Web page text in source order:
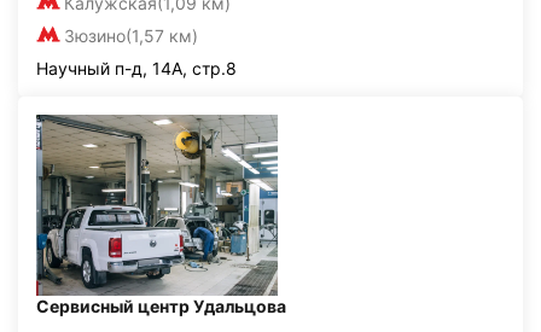
Зюзино(1,57 км)
Научный п-д, 14А, стр.8
Сервисный центр Удальцова